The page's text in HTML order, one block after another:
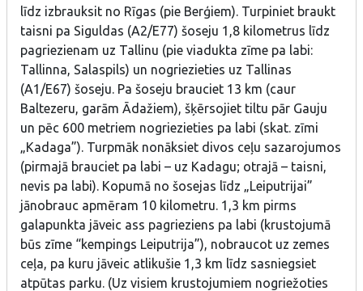
līdz izbrauksit no Rīgas (pie Berģiem). Turpiniet braukt
taisni pa Siguldas (A2/E77) šoseju 1,8 kilometrus līdz
pagriezienam uz Tallinu (pie viadukta zīme pa labi:
Tallinna, Salaspils) un nogriezieties uz Tallinas
(A1/E67) šoseju. Pa šoseju brauciet 13 km (caur
Baltezeru, garām Ādažiem), šķērsojiet tiltu pār Gauju
un pēc 600 metriem nogriezieties pa labi (skat. zīmi
„Kadaga”). Turpmāk nonāksiet divos ceļu sazarojumos
(pirmajā brauciet pa labi – uz Kadagu; otrajā – taisni,
nevis pa labi). Kopumā no šosejas līdz „Leiputrijai”
jānobrauc apmēram 10 kilometru. 1,3 km pirms
galapunkta jāveic ass pagrieziens pa labi (krustojumā
būs zīme “kempings Leiputrija”), nobraucot uz zemes
ceļa, pa kuru jāveic atlikušie 1,3 km līdz sasniegsiet
atpūtas parku. (Uz visiem krustojumiem nogriežoties